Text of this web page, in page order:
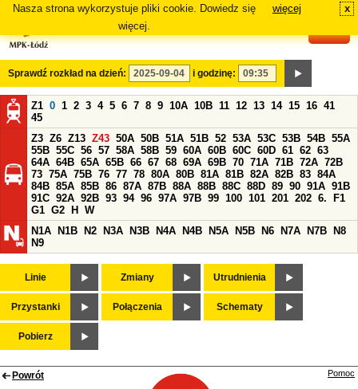
Nasza strona wykorzystuje pliki cookie. Dowiedz się
więcej.
więcej x
Sprawdź rozkład na dzień: i godzinę:
Z1 0 1 2 3 4 5 6 7 8 9 10A 10B 11 12 13 14 15 16 41
45
Z3 Z6 Z13 Z43 50A 50B 51A 51B 52 53A 53C 53B 54B 55A
55B 55C 56 57 58A 58B 59 60A 60B 60C 60D 61 62 63
64A 64B 65A 65B 66 67 68 69A 69B 70 71A 71B 72A 72B
73 75A 75B 76 77 78 80A 80B 81A 81B 82A 82B 83 84A
84B 85A 85B 86 87A 87B 88A 88B 88C 88D 89 90 91A 91B
91C 92A 92B 93 94 96 97A 97B 99 100 101 201 202 6.
F1
G1 G2 H
W
N1A
N1B N2 N3A N3B N4A N4B N5A N5B N6 N7A N7B
N8
N9
Linie Zmiany Utrudnienia
Przystanki Połączenia Schematy
Pobierz
Powrót Pomoc